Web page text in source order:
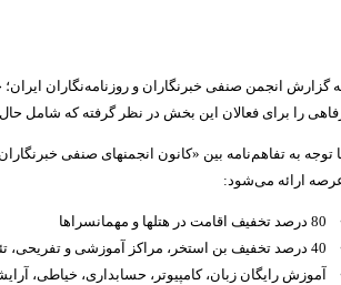
گزارش انجمن صنفی خبرنگاران و روزنامه‌نگاران ایران؛
را برای فعالان این بخش در نظر گرفته که شامل
توجه به تفاهم‌نامه بین «کانون انجمنهای صنفی
ارائه می‌شود:
و مهمانسراها
و تفریحی، تئاتر و سینما
آموزش رایگان زبان، کامپیوتر، حسابداری، خیاطی،